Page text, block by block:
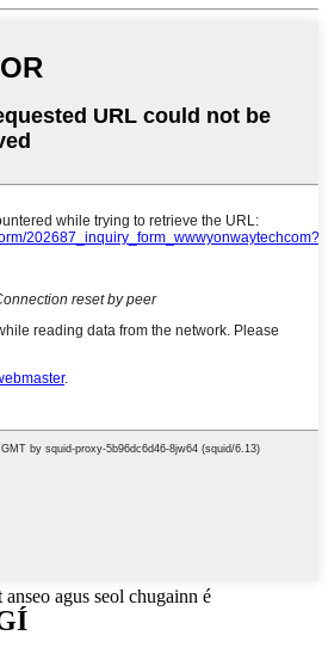
agus seol chugainn é